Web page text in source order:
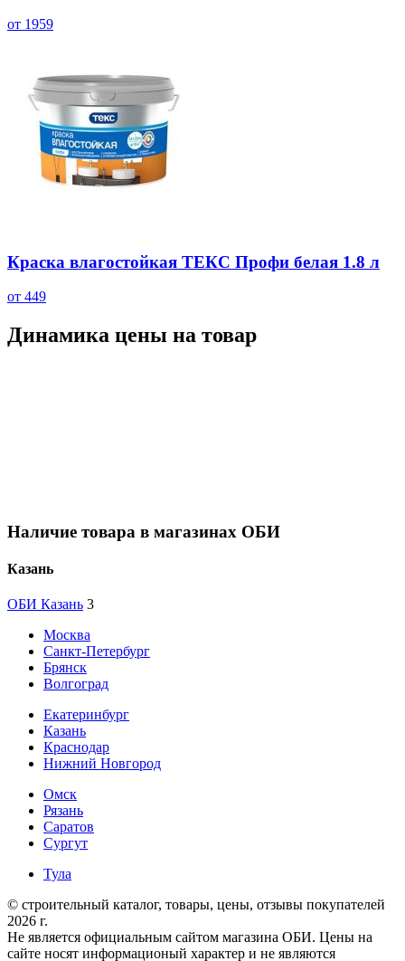
от 1959
Краска влагостойкая ТЕКС Профи белая 1.8 л
от 449
Динамика цены на товар
Наличие товара в магазинах ОБИ
Казань
ОБИ Казань 3
Москва
Санкт-Петербург
Брянск
Волгоград
Екатеринбург
Казань
Краснодар
Нижний Новгород
Омск
Рязань
Саратов
Сургут
Тула
© строительный каталог, товары, цены, отзывы покупателей
2026 г.
Не является официальным сайтом магазина ОБИ. Цены на
сайте носят информационый характер и не являются